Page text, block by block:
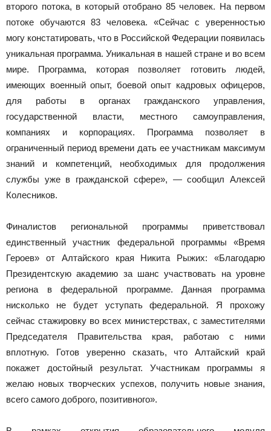
второго потока, в который отобрано 85 человек. На первом
потоке обучаются 83 человека. «Сейчас с уверенностью
могу констатировать, что в Российской Федерации появилась
уникальная программа. Уникальная в нашей стране и во всем
мире. Программа, которая позволяет готовить людей,
имеющих военный опыт, боевой опыт кадровых офицеров,
для работы в органах гражданского управления,
государственной власти, местного самоуправления,
компаниях и корпорациях. Программа позволяет в
ограниченный период времени дать ее участникам максимум
знаний и компетенций, необходимых для продолжения
службы уже в гражданской сфере», — сообщил Алексей
Колесников.
Финалистов региональной программы приветствовал
единственный участник федеральной программы «Время
Героев» от Алтайского края Никита Рыжих: «Благодарю
Президентскую академию за шанс участвовать на уровне
региона в федеральной программе. Данная программа
нисколько не будет уступать федеральной. Я прохожу
сейчас стажировку во всех министерствах, с заместителями
Председателя Правительства края, работаю с ними
вплотную. Готов уверенно сказать, что Алтайский край
покажет достойный результат. Участникам программы я
желаю новых творческих успехов, получить новые знания,
всего самого доброго, позитивного».